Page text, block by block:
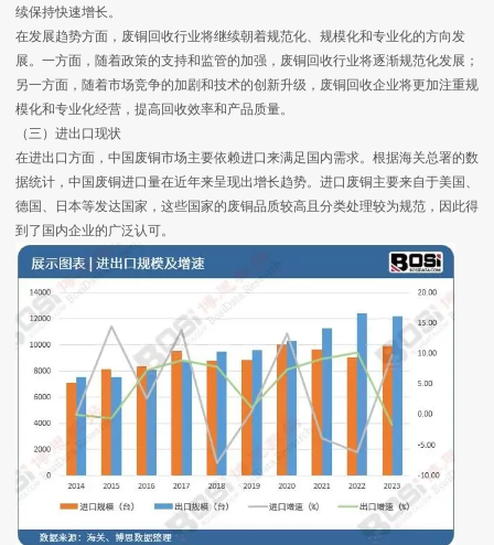
续保持快速增长。
在发展趋势方面，废铜回收行业将继续朝着规范化、规模化和专业化的方向发
展。一方面，随着政策的支持和监管的加强，废铜回收行业将逐渐规范化发展；
另一方面，随着市场竞争的加剧和技术的创新升级，废铜回收企业将更加注重规
模化和专业化经营，提高回收效率和产品质量。
（三）进出口现状
在进出口方面，中国废铜市场主要依赖进口来满足国内需求。根据海关总署的数
据统计，中国废铜进口量在近年来呈现出增长趋势。进口废铜主要来自于美国、
德国、日本等发达国家，这些国家的废铜品质较高且分类处理较为规范，因此得
到了国内企业的广泛认可。